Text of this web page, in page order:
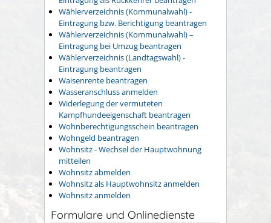
Wählerverzeichnis (Kommunalwahl) -
Eintragung bzw. Berichtigung beantragen
Wählerverzeichnis (Kommunalwahl) –
Eintragung bei Umzug beantragen
Wählerverzeichnis (Landtagswahl) -
Eintragung beantragen
Waisenrente beantragen
Wasseranschluss anmelden
Widerlegung der vermuteten
Kampfhundeeigenschaft beantragen
Wohnberechtigungsschein beantragen
Wohngeld beantragen
Wohnsitz - Wechsel der Hauptwohnung
mitteilen
Wohnsitz abmelden
Wohnsitz als Hauptwohnsitz anmelden
Wohnsitz anmelden
Formulare und Onlinedienste